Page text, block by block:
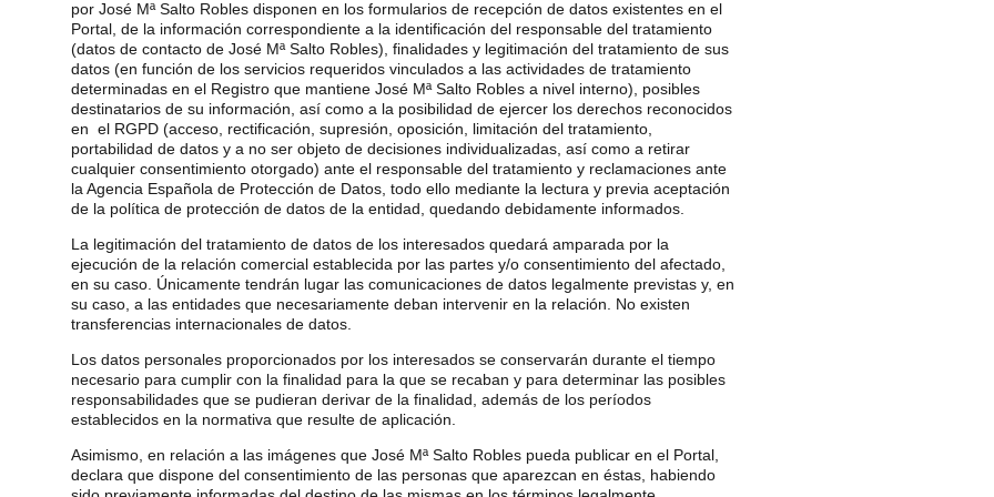
por José Mª Salto Robles disponen en los formularios de recepción de datos existentes en el
Portal, de la información correspondiente a la identificación del responsable del tratamiento
(datos de contacto de José Mª Salto Robles), finalidades y legitimación del tratamiento de sus
datos (en función de los servicios requeridos vinculados a las actividades de tratamiento
determinadas en el Registro que mantiene José Mª Salto Robles a nivel interno), posibles
destinatarios de su información, así como a la posibilidad de ejercer los derechos reconocidos
en el RGPD (acceso, rectificación, supresión, oposición, limitación del tratamiento,
portabilidad de datos y a no ser objeto de decisiones individualizadas, así como a retirar
cualquier consentimiento otorgado) ante el responsable del tratamiento y reclamaciones ante
la Agencia Española de Protección de Datos, todo ello mediante la lectura y previa aceptación
de la política de protección de datos de la entidad, quedando debidamente informados.
La legitimación del tratamiento de datos de los interesados quedará amparada por la
ejecución de la relación comercial establecida por las partes y/o consentimiento del afectado,
en su caso. Únicamente tendrán lugar las comunicaciones de datos legalmente previstas y, en
su caso, a las entidades que necesariamente deban intervenir en la relación. No existen
transferencias internacionales de datos.
Los datos personales proporcionados por los interesados se conservarán durante el tiempo
necesario para cumplir con la finalidad para la que se recaban y para determinar las posibles
responsabilidades que se pudieran derivar de la finalidad, además de los períodos
establecidos en la normativa que resulte de aplicación.
Asimismo, en relación a las imágenes que José Mª Salto Robles pueda publicar en el Portal,
declara que dispone del consentimiento de las personas que aparezcan en éstas, habiendo